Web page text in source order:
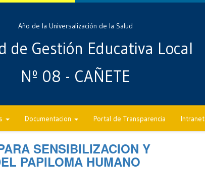
Año de la Universalización de la Salud
de Gestión Educativa Local
Nº 08 - CAÑETE
Documentacion Portal de Transparencia Intranet
SENSIBILIZACION Y
PAPILOMA HUMANO